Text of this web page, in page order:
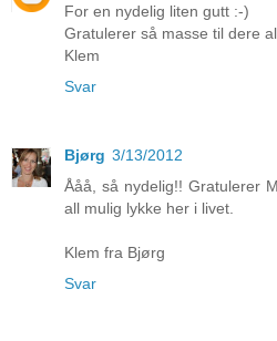
For en nydelig liten gutt :-)
Gratulerer så masse til dere
Klem
Svar
Bjørg 3/13/2012
Ååå, så nydelig!! Gratulerer
all mulig lykke her i livet.
Klem fra Bjørg
Svar